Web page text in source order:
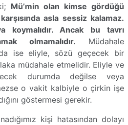
Mü’min olan kimse gördüğü
asla sessiz kalamaz.
koymalıdır. Ancak bu tavrı
olmamalıdır. Müdahale
ise eliyle, sözü geçecek bir
müdahale etmelidir. Eliyle ve
durumda değilse veya
o vakit kalbiyle o çirkin işe
göstermesi gerekir.
kişi hatasından dolayı